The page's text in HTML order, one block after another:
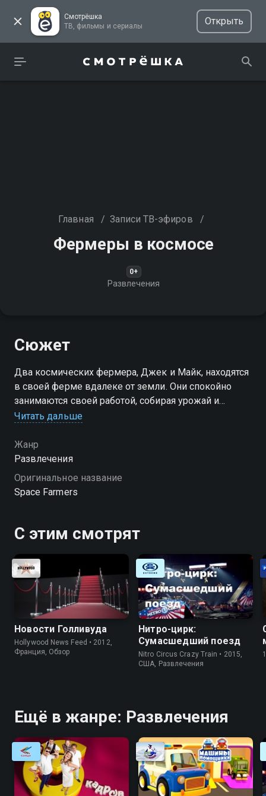
Смотрёшка
ТВ, фильмы и сериалы
Открыть
Главная / Записи ТВ-эфиров /
Фермеры в космосе
0+
Развлечения
Сюжет
Два космических фермера, Джек и Майк, находятся
в своей ферме вдалеке от земли. Они спокойно
занимаются своей работой, собирая урожай и
продавая его на рынке. Однако на их ферму
Читать дальше
Жанр
Развлечения
Оригинальное название
Space Farmers
С этим смотрят
Новости Голливуда
Hollywood News Feed • 2012,
Франция, Обзор
Нитро-цирк:
Сумасшедший поезд
Nitro Circus Crazy Train • 2015,
США, Развлечения
Ещё в жанре: Развлечения